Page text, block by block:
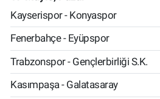
Kayserispor - Konyaspor
Fenerbahçe - Eyüpspor
Trabzonspor - Gençlerbirliği S.K.
Kasımpaşa - Galatasaray